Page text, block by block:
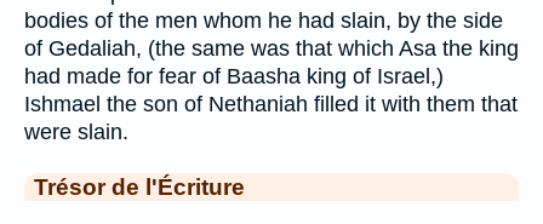
bodies of the men whom he had slain, by the side
of Gedaliah, (the same was that which Asa the king
had made for fear of Baasha king of Israel,)
Ishmael the son of Nethaniah filled it with them that
were slain.
Trésor de l'Écriture